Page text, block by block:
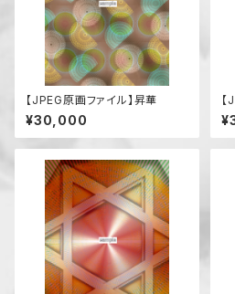
【JPEG原画ファイル】昇華
¥30,000
ル